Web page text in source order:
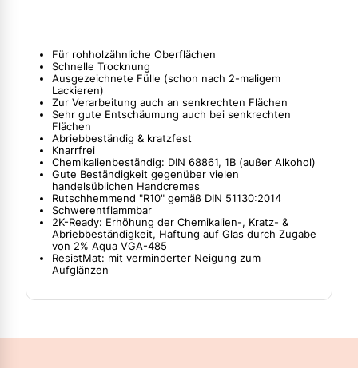
Für rohholzähnliche Oberflächen
Schnelle Trocknung
Ausgezeichnete Fülle (schon nach 2-maligem
Lackieren)
Zur Verarbeitung auch an senkrechten Flächen
Sehr gute Entschäumung auch bei senkrechten
Flächen
Abriebbeständig & kratzfest
Knarrfrei
Chemikalienbeständig: DIN 68861, 1B (außer Alkohol)
Gute Beständigkeit gegenüber vielen
handelsüblichen Handcremes
Rutschhemmend "R10" gemäß DIN 51130:2014
Schwerentflammbar
2K-Ready: Erhöhung der Chemikalien-, Kratz- &
Abriebbeständigkeit, Haftung auf Glas durch Zugabe
von 2% Aqua VGA-485
ResistMat: mit verminderter Neigung zum
Aufglänzen